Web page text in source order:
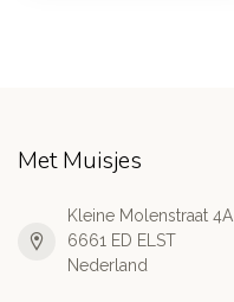
Met Muisjes
Kleine Molenstraat 4A
6661 ED ELST
Nederland